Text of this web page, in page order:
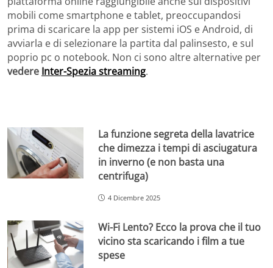
mobili come smartphone e tablet, preoccupandosi
prima di scaricare la app per sistemi iOS e Android, di
avviarla e di selezionare la partita dal palinsesto, e sul
poprio pc o notebook. Non ci sono altre alternative per
vedere Inter-Spezia streaming.
La funzione segreta della lavatrice
che dimezza i tempi di asciugatura
in inverno (e non basta una
centrifuga)
4 Dicembre 2025
Wi-Fi Lento? Ecco la prova che il tuo
vicino sta scaricando i film a tue
spese